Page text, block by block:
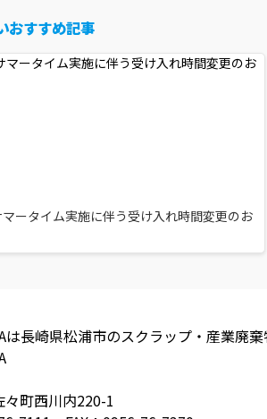
おすすめ記事
マータイム実施に伴う受け入れ時間変更のお
は長崎県松浦市のスクラップ・産業廃
町西川内220-1